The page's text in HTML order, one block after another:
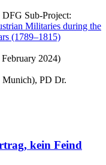
DFG Sub-Project:
Militaries during the
(1789–1815)
2024)
Munich), PD Dr.
kein Feind